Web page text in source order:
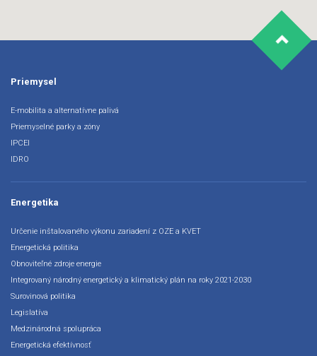
Priemysel
E-mobilita a alternatívne palivá
Priemyselné parky a zóny
IPCEI
IDRO
Energetika
Určenie inštalovaného výkonu zariadení z OZE a KVET
Energetická politika
Obnoviteľné zdroje energie
Integrovaný národný energetický a klimatický plán na roky 2021-2030
Surovinová politika
Legislatíva
Medzinárodná spolupráca
Energetická efektívnosť